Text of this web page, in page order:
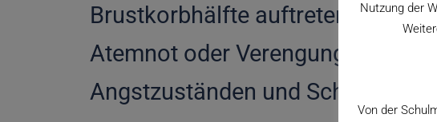
Brustkorbhälfte auftreten.
Atemnot oder Verengung des
Angstzuständen und
Nutzung der
Von der